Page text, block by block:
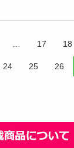
17 18
24 25 26